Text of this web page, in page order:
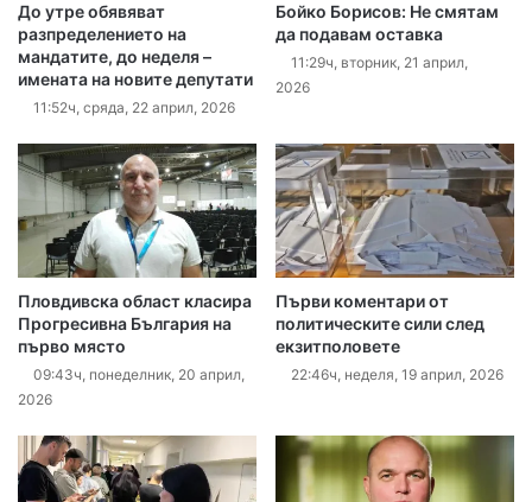
До утре обявяват
разпределението на
мандатите, до неделя –
имената на новите депутати
11:52ч, сряда, 22 април, 2026
Бойко Борисов: Не смятам
да подавам оставка
11:29ч, вторник, 21 април,
2026
Пловдивска област класира
Прогресивна България на
първо място
09:43ч, понеделник, 20 април,
2026
Първи коментари от
политическите сили след
екзитполовете
22:46ч, неделя, 19 април, 2026